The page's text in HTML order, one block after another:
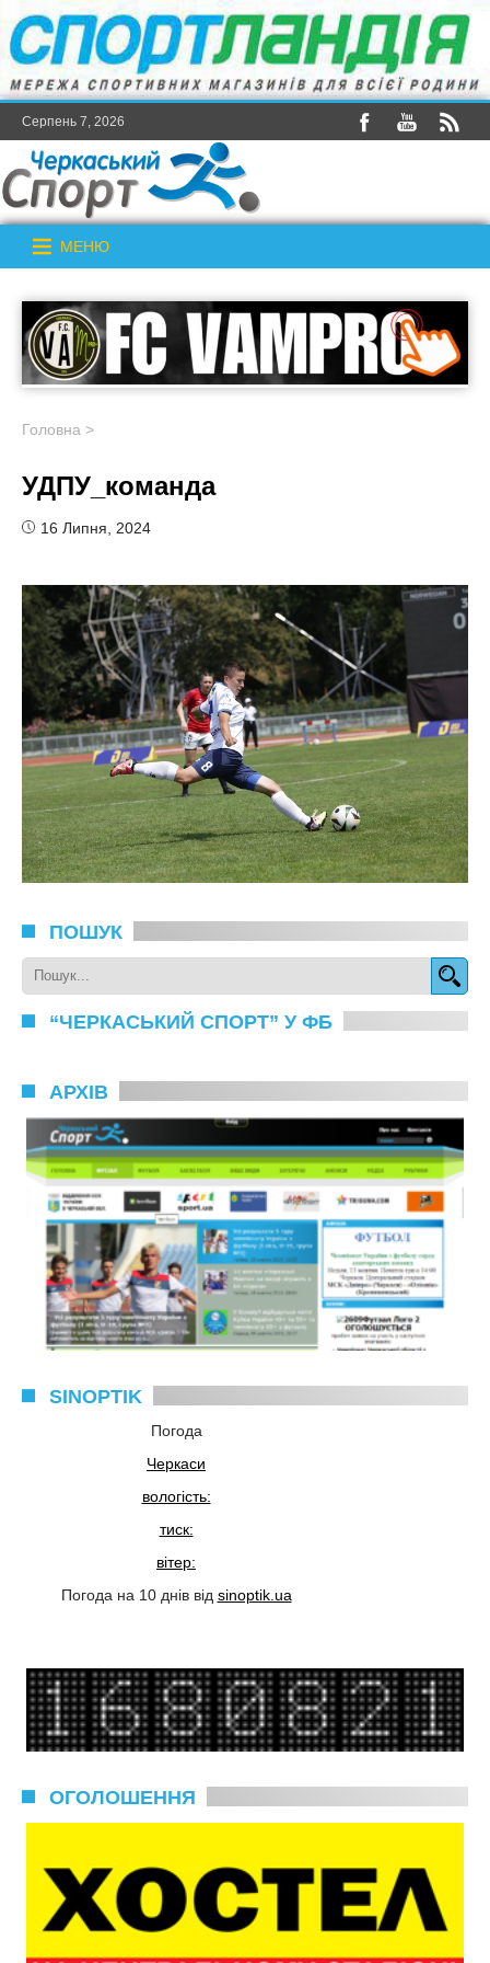
Серпень 7, 2026
МЕНЮ
Головна >
УДПУ_команда
16 Липня, 2024
ПОШУК
“ЧЕРКАСЬКИЙ СПОРТ” У ФБ
АРХІВ
SINOPTIK
Погода
Черкаси
вологість:
тиск:
вітер:
Погода на 10 днів від sinoptik.ua
ОГОЛОШЕННЯ